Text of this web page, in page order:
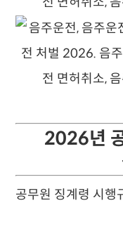
2026년
공무원 징계령 시행